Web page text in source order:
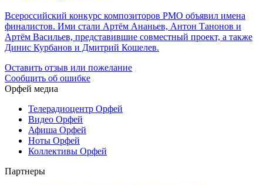
Всероссийский конкурс композиторов РМО объявил имена
финалистов. Ими стали Артём Ананьев, Антон Танонов и
Артём Васильев, представившие совместный проект, а также
Динис Курбанов и Дмитрий Кошелев.
Оставить отзыв или пожелание
Сообщить об ошибке
Орфей медиа
Телерадиоцентр Орфей
Видео Орфей
Афиша Орфей
Ноты Орфей
Коллективы Орфей
Партнеры